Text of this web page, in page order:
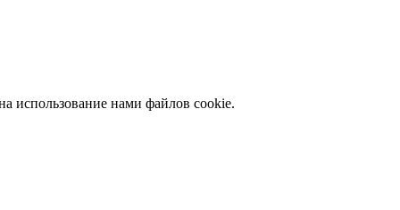
использование нами файлов cookie.